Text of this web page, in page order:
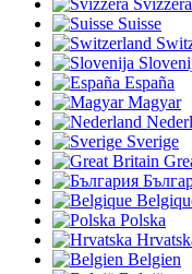
Svizzera
Suisse
España
Magyar
Sverige
Polska
Belgien